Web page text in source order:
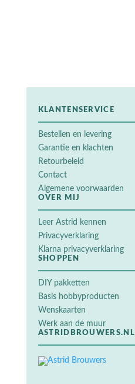
KLANTENSERVICE
Bestellen en levering
Garantie en klachten
Retourbeleid
Contact
Algemene voorwaarden
OVER MIJ
Leer Astrid kennen
Privacyverklaring
Klarna privacyverklaring
SHOPPEN
DIY pakketten
Basis hobbyproducten
Wenskaarten
Werk aan de muur
ASTRIDBROUWERS.NL